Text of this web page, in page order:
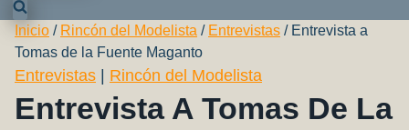
Inicio / Rincón del Modelista / Entrevistas / Entrevista a
Tomas de la Fuente Maganto
Entrevistas Rincón del Modelista
Entrevista A Tomas De La